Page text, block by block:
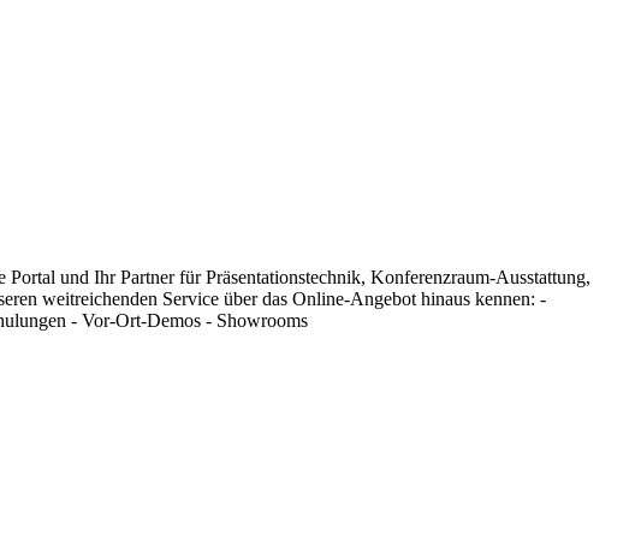
und Ihr Partner für Präsentationstechnik, Konferenzraum-Ausstattung,
weitreichenden Service über das Online-Angebot hinaus kennen: -
- Vor-Ort-Demos - Showrooms